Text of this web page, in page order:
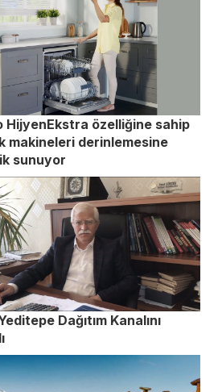
HijyenEkstra özelliğine sahip
makineleri derinlemesine
sunuyor
Dağıtım Kanalını